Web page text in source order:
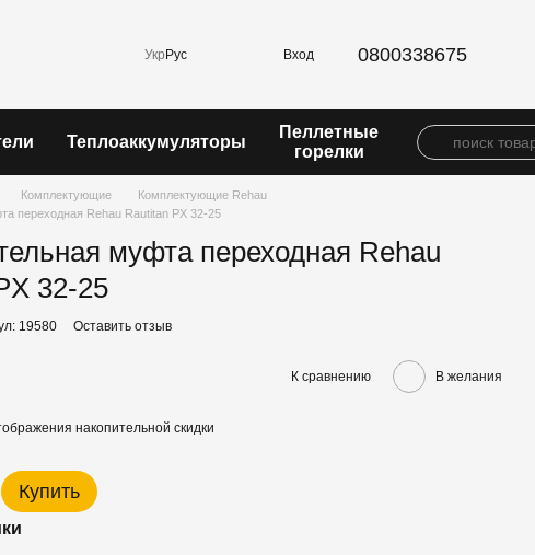
Укр Рус Вход 0800338675
Теплоаккумуляторы
Пеллетные
горелки
Комплектующие
Комплектующие Rehau
переходная Rehau Rautitan PX 32-25
муфта переходная Rehau
32-25
19580 Оставить отзыв
К сравнению В желания
накопительной скидки
Купить